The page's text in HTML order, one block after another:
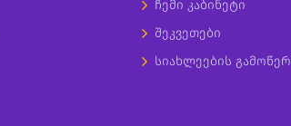
ჩემი კაბინეტი
შეკვეთები
სიახლეების